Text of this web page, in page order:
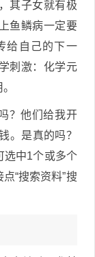
其子女就有极
鱼鳞病一定要
给自己的下一
刺激：化学元
？他们给我开
。是真的吗？
选中1个或多个
“搜索资料”搜